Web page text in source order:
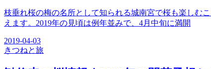
枝垂れ桜の梅の名所として知られる城南宮で桜も楽しむ
えます。2019年の見頃は例年並みで、4月中旬に満開
2019-04-03
きつねと旅